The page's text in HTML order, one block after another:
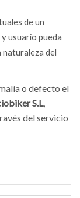
de un
usuario pueda
naturaleza del
o defecto el
S.L,
del servicio